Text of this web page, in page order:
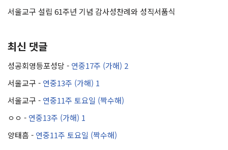
서울교구 설립 61주년 기념 감사성찬례와 성직서품식
최신 댓글
성공회영등포성당 - 연중17주 (가해) 2
서울교구 - 연중13주 (가해) 1
서울교구 - 연중11주 토요일 (짝수해)
ㅇㅇ - 연중13주 (가해) 1
양태흠 - 연중11주 토요일 (짝수해)